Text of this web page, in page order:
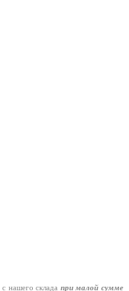
с нашего склада при малой сумме